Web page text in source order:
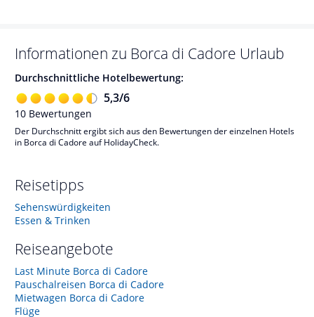
Informationen zu Borca di Cadore Urlaub
Durchschnittliche Hotelbewertung:
5,3/6
10 Bewertungen
Der Durchschnitt ergibt sich aus den Bewertungen der einzelnen Hotels
in Borca di Cadore auf HolidayCheck.
Reisetipps
Sehenswürdigkeiten
Essen & Trinken
Reiseangebote
Last Minute Borca di Cadore
Pauschalreisen Borca di Cadore
Mietwagen Borca di Cadore
Flüge